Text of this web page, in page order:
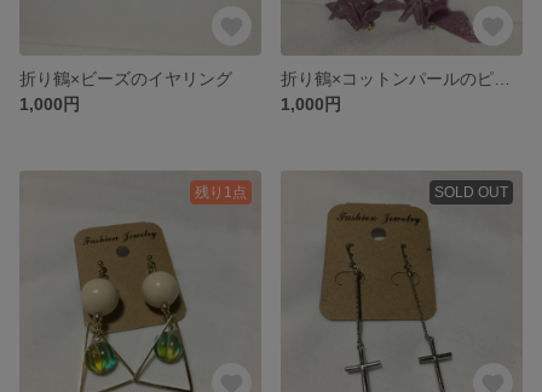
折り鶴×ビーズのイヤリング
1,000円
1,000円
残り1点 SOLD OUT